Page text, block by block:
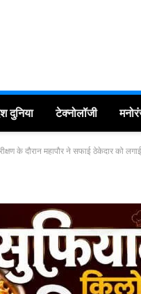
दुनिया टेक्नोलॉजी
के दौरान महापौर ने सफाई ठेकेदार को